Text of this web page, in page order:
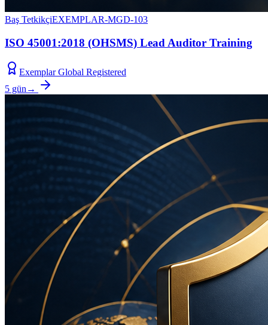
Baş TetkikçiEXEMPLAR-MGD-103
ISO 45001:2018 (OHSMS) Lead Auditor Training
Exemplar Global Registered
5 gün →